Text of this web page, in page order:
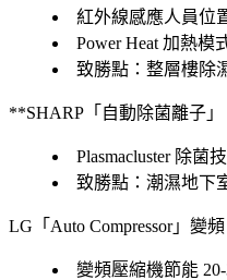
紅外線感應人員位
Power Heat 加熱模
致勝點： 整層樓除
**SHARP「自動除菌離子」
Plasmacluster 除菌
致勝點： 潮濕地下
LG「 Auto Compressor」變頻
變頻壓縮機節能